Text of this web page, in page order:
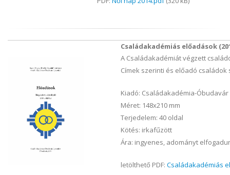
Családakadémiás előadások
A Családakadémiát végzett
Címek szerinti és előadó
Kiadó: Családakadémia-
Méret: 148x210 mm
Terjedelem: 40 oldal
Kötés: irkafűzött
Ára: ingyenes, adományt
letölthető PDF: Családakadémiás